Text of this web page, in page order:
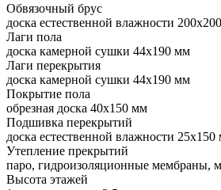
Обвязочный брус
доска естественной влажности
Лаги пола
доска камерной сушки 44х190 мм
Лаги перекрытия
доска камерной сушки 44х190 мм
Покрытие пола
обрезная доска 40х150 мм
Подшивка перекрытий
доска естественной влажности 25х150
Утепление прекрытий
паро, гидроизоляционные мембраны,
Высота этажей